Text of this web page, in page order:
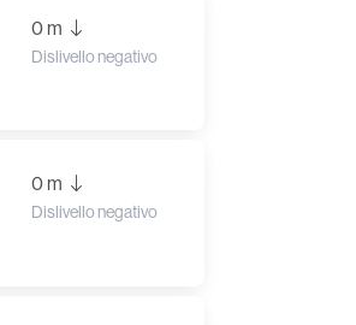
0 m
Dislivello negativo
0 m
Dislivello negativo